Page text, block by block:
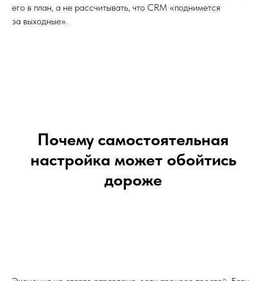
его в план, а не рассчитывать, что CRM «поднимется
за выходные».
Почему самостоятельная
настройка может обойтись
дороже